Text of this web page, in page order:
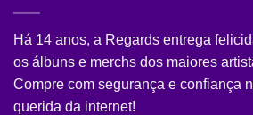
Há 14 anos, a Regards entrega
os álbuns e merchs dos maiores
Compre com segurança e confiança
querida da internet!